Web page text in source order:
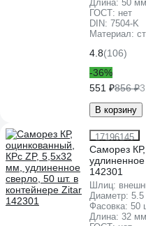
Длина: 50 мм
ГОСТ: нет
DIN: 7504-K
Материал:
4.8(106)
-36%
551 ₽856 ₽
В корзину
17196145
Саморез
142301
Шлиц:
Диаметр:
Фасовка: 50
Длина: 32 мм